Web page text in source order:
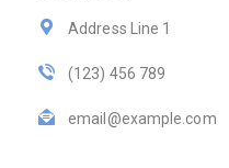
Address Line 1
(123) 456 789
email@example.com